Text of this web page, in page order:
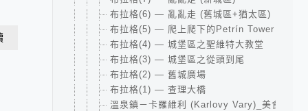
布拉格(6) — 亂亂走 (舊城區+猶太區)
布拉格(5) — 爬上爬下的Petrín Tower
布拉格(4) — 城堡區之聖維特大教堂
布拉格(3) — 城堡區之從頭到尾
布拉格(2) — 舊城廣場
布拉格(1) — 查理大橋
溫泉鎮－卡羅維利 (Karlovy Vary)_美食